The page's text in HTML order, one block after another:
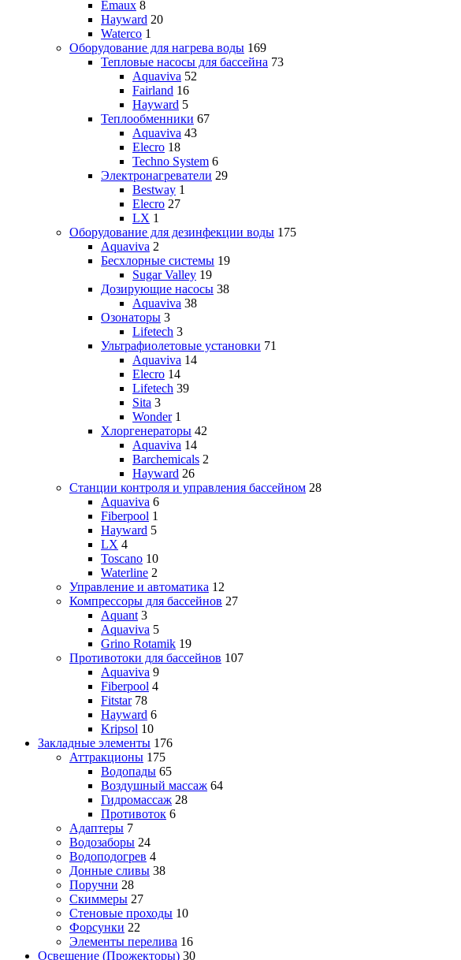
Emaux 8
Hayward 20
Waterco 1
Оборудование для нагрева воды 169
Тепловые насосы для бассейна 73
Aquaviva 52
Fairland 16
Hayward 5
Теплообменники 67
Aquaviva 43
Elecro 18
Techno System 6
Электронагреватели 29
Bestway 1
Elecro 27
LX 1
Оборудование для дезинфекции воды 175
Aquaviva 2
Бесхлорные системы 19
Sugar Valley 19
Дозирующие насосы 38
Aquaviva 38
Озонаторы 3
Lifetech 3
Ультрафиолетовые установки 71
Aquaviva 14
Elecro 14
Lifetech 39
Sita 3
Wonder 1
Хлоргенераторы 42
Aquaviva 14
Barchemicals 2
Hayward 26
Станции контроля и управления бассейном 28
Aquaviva 6
Fiberpool 1
Hayward 5
LX 4
Toscano 10
Waterline 2
Управление и автоматика 12
Компрессоры для бассейнов 27
Aquant 3
Aquaviva 5
Grino Rotamik 19
Противотоки для бассейнов 107
Aquaviva 9
Fiberpool 4
Fitstar 78
Hayward 6
Kripsol 10
Закладные элементы 176
Аттракционы 175
Водопады 65
Воздушный массаж 64
Гидромассаж 28
Противоток 6
Адаптеры 7
Водозаборы 24
Водоподогрев 4
Донные сливы 38
Поручни 28
Скиммеры 27
Стеновые проходы 10
Форсунки 22
Элементы перелива 16
Освещение (Прожекторы) 30